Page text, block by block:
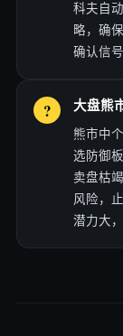
科夫自
略，确
确认信
大盘熊
熊市中
选防御
卖盘枯
风险，
潜力大